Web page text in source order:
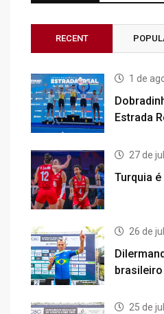
RECENT
1 de
Estrada
27 de
Turquia
26 de
brasileiro
25 de